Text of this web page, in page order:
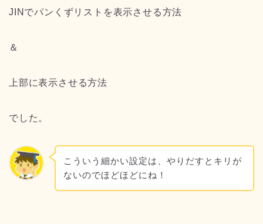
JINでパンくずリストを表示させる方法
＆
上部に表示させる方法
でした。
こういう細かい設定は、やりだすとキリが
ないのでほどほどにね！